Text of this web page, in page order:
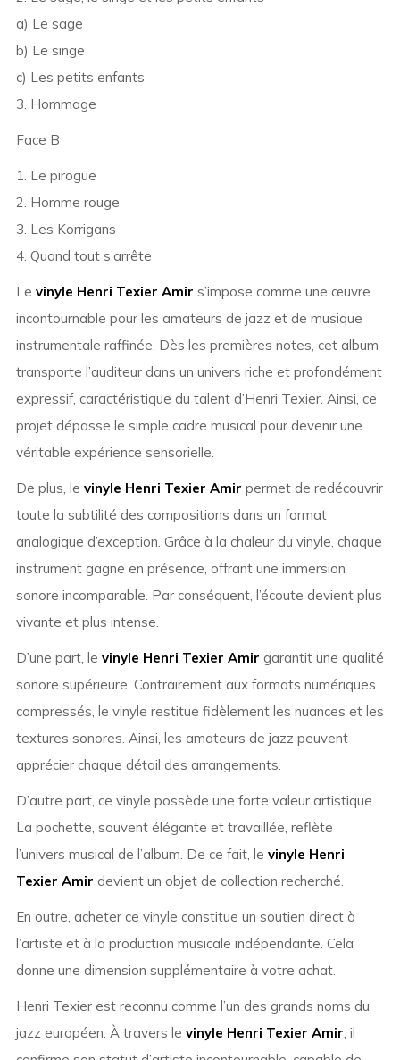
a) Le sage
b) Le singe
c) Les petits enfants
3. Hommage
Face B
1. Le pirogue
2. Homme rouge
3. Les Korrigans
4. Quand tout s’arrête
Le vinyle Henri Texier Amir s’impose comme une œuvre
incontournable pour les amateurs de jazz et de musique
instrumentale raffinée. Dès les premières notes, cet album
transporte l’auditeur dans un univers riche et profondément
expressif, caractéristique du talent d’Henri Texier. Ainsi, ce
projet dépasse le simple cadre musical pour devenir une
véritable expérience sensorielle.
De plus, le vinyle Henri Texier Amir permet de redécouvrir
toute la subtilité des compositions dans un format
analogique d’exception. Grâce à la chaleur du vinyle, chaque
instrument gagne en présence, offrant une immersion
sonore incomparable. Par conséquent, l’écoute devient plus
vivante et plus intense.
D’une part, le vinyle Henri Texier Amir garantit une qualité
sonore supérieure. Contrairement aux formats numériques
compressés, le vinyle restitue fidèlement les nuances et les
textures sonores. Ainsi, les amateurs de jazz peuvent
apprécier chaque détail des arrangements.
D’autre part, ce vinyle possède une forte valeur artistique.
La pochette, souvent élégante et travaillée, reflète
l’univers musical de l’album. De ce fait, le vinyle Henri
Texier Amir devient un objet de collection recherché.
En outre, acheter ce vinyle constitue un soutien direct à
l’artiste et à la production musicale indépendante. Cela
donne une dimension supplémentaire à votre achat.
Henri Texier est reconnu comme l’un des grands noms du
jazz européen. À travers le vinyle Henri Texier Amir, il